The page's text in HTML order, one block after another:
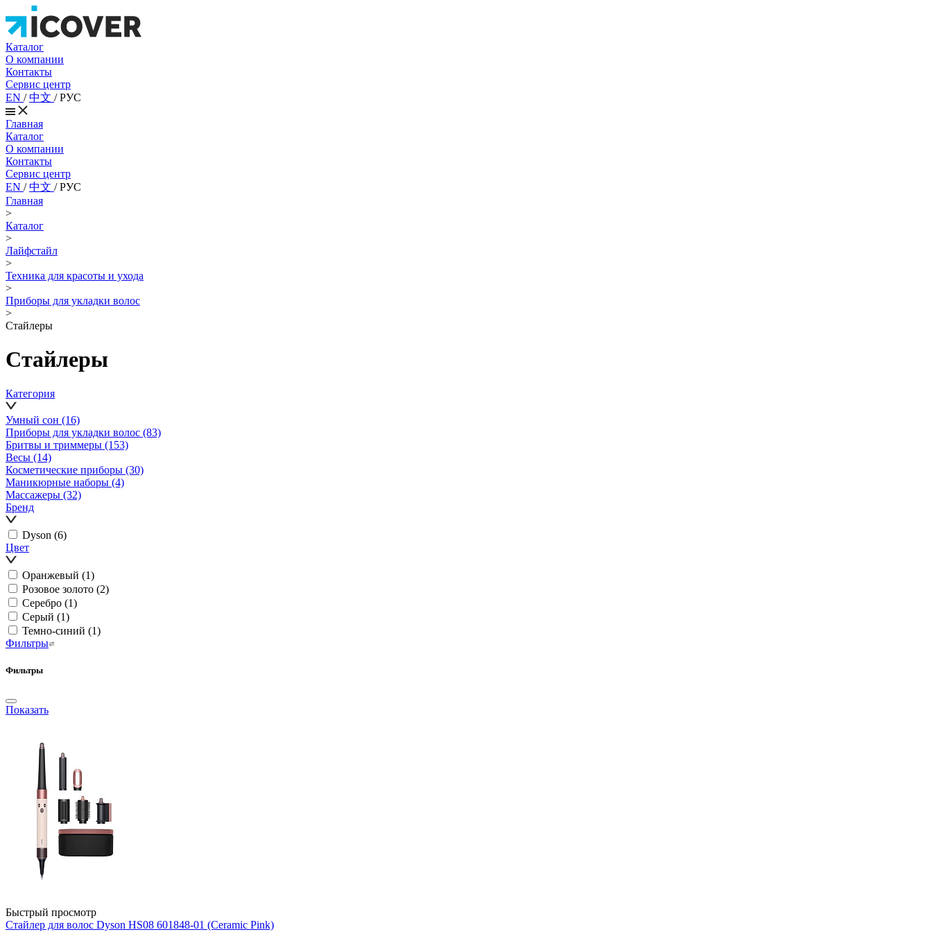
Каталог
О компании
Контакты
Сервис центр
EN /中文 /РУС
Главная
Каталог
О компании
Контакты
Сервис центр
EN /中文 /РУС
Главная
>
Каталог
>
Лайфстайл
>
Техника для красоты и ухода
>
Приборы для укладки волос
>
Стайлеры
Стайлеры
Категория
Умный сон (16)
Приборы для укладки волос (83)
Бритвы и триммеры (153)
Весы (14)
Косметические приборы (30)
Маникюрные наборы (4)
Массажеры (32)
Бренд
Dyson (6)
Цвет
Оранжевый (1)
Розовое золото (2)
Серебро (1)
Серый (1)
Темно-синий (1)
Фильтры
Фильтры
Показать
Быстрый просмотр
Стайлер для волос Dyson HS08 601848-01 (Ceramic Pink)